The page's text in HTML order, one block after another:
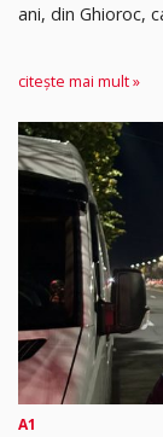
ani, din Ghioroc,
citește mai mult »
A1